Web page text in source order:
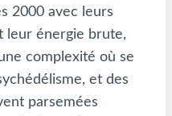
2000 avec leurs
leur énergie brute,
complexité où se
et des
parsemées